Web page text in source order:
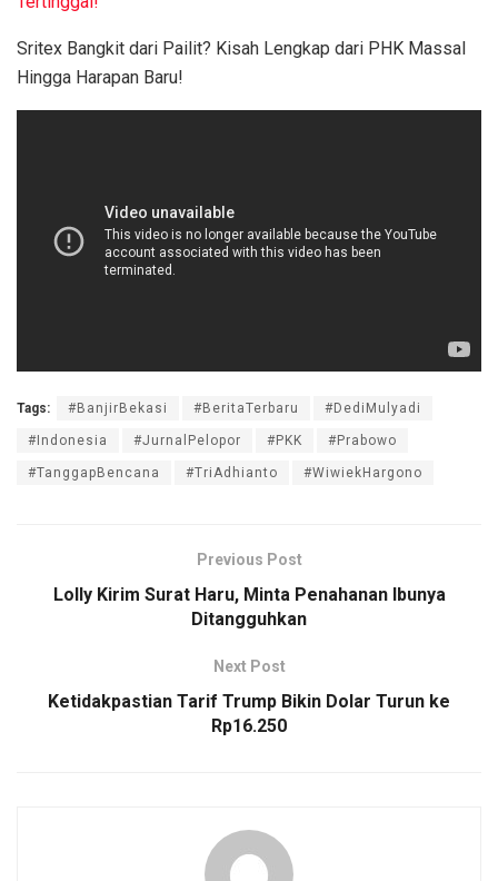
Sritex Bangkit dari Pailit? Kisah Lengkap dari PHK Massal
Hingga Harapan Baru!
Tags: #BanjirBekasi #BeritaTerbaru #DediMulyadi
#Indonesia #JurnalPelopor #PKK #Prabowo
#TanggapBencana #TriAdhianto #WiwiekHargono
Previous Post
Lolly Kirim Surat Haru, Minta Penahanan Ibunya
Ditangguhkan
Next Post
Ketidakpastian Tarif Trump Bikin Dolar Turun ke
Rp16.250